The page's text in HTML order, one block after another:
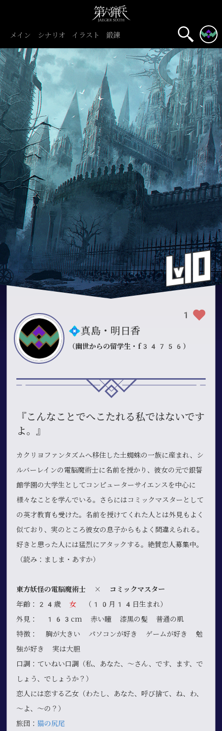
メイン シナリオ イラスト 鍛錬
1
💠真島・明日香
（幽世からの留学生・f34756）
『こんなことでへこたれる私ではないです
よ。』
カクリヨファンタズムへ移住した土蜘蛛の一族に産まれ、シ
ルバーレインの電脳魔術士に名前を授かり、彼女の元で銀誓
館学園の大学生としてコンピューターサイエンスを中心に
様々なことを学んでいる。さらにはコミックマスターとして
の英才教育も受けた。名前を授けてくれた人とは外見もよく
似ており、実のところ彼女の息子からもよく間違えられる。
好きと思った人には猛烈にアタックする。絶賛恋人募集中。
（読み：ましま・あすか）
東方妖怪の電脳魔術士 × コミックマスター
年齢：24歳女
（10月14日生まれ）
外見： 163cm 赤い瞳 漆黒の髪 普通の肌
特徴： 胸が大きい パソコンが好き ゲームが好き 勉
強が好き 実は大胆
口調：ていねい口調（私、あなた、～さん、です、ます、で
しょう、でしょうか？）
恋人には恋する乙女（わたし、あなた、呼び捨て、ね、わ、
～よ、～の？）
旅団：猫の尻尾